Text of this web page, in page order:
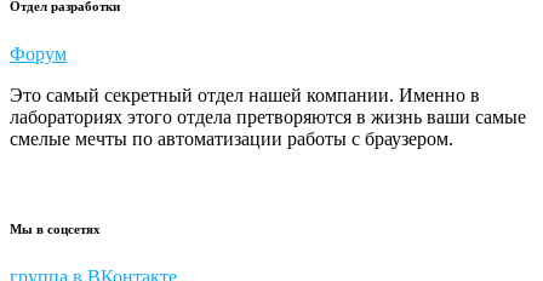
Отдел разработки
Форум
Это самый секретный отдел нашей компании. Именно в
лабораториях этого отдела претворяются в жизнь ваши самые
смелые мечты по автоматизации работы с браузером.
Мы в соцсетях